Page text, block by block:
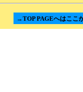
→TOP PAGEへはここ